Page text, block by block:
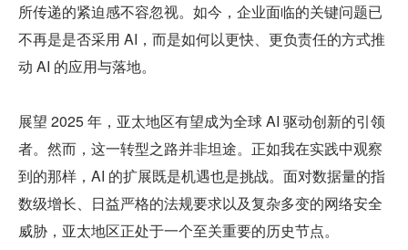
所传递的紧迫感不容忽视。如今，企业面临的关键问题已
不再是是否采用 AI，而是如何以更快、更负责任的方式推
动 AI 的应用与落地。
展望 2025 年，亚太地区有望成为全球 AI 驱动创新的引领
者。然而，这一转型之路并非坦途。正如我在实践中观察
到的那样，AI 的扩展既是机遇也是挑战。面对数据量的指
数级增长、日益严格的法规要求以及复杂多变的网络安全
威胁，亚太地区正处于一个至关重要的历史节点。